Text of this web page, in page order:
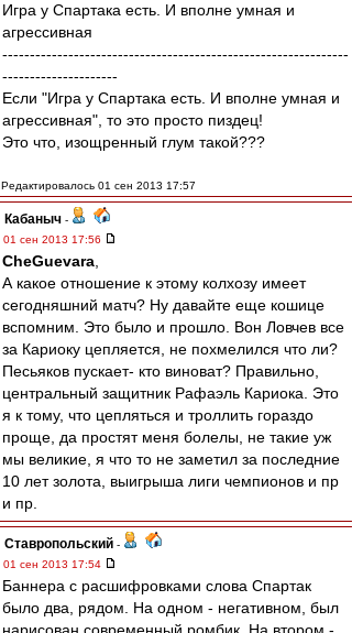
Игра у Спартака есть. И вполне умная и
агрессивная
---------------------------------------------------------------
---------------------
Если "Игра у Спартака есть. И вполне умная и
агрессивная", то это просто пиздец!
Это что, изощренный глум такой???
Редактировалось 01 сен 2013 17:57
Кабаныч -
01 сен 2013 17:56
CheGuevara
А какое отношение к этому колхозу имеет
сегодняшний матч? Ну давайте еще кошице
вспомним. Это было и прошло. Вон Ловчев все
за Кариоку цепляется, не похмелился что ли?
Песьяков пускает- кто виноват? Правильно,
центральный защитник Рафаэль Кариока. Это
я к тому, что цепляться и троллить гораздо
проще, да простят меня болелы, не такие уж
мы великие, я что то не заметил за последние
10 лет золота, выигрыша лиги чемпионов и пр
и пр.
Ставропольский -
01 сен 2013 17:54
Баннера с расшифровками слова Спартак
было два, рядом. На одном - негативном, был